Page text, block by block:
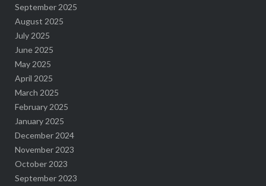
September 2025
August 2025
July 2025
June 2025
May 2025
April 2025
March 2025
February 2025
January 2025
December 2024
November 2023
October 2023
September 2023